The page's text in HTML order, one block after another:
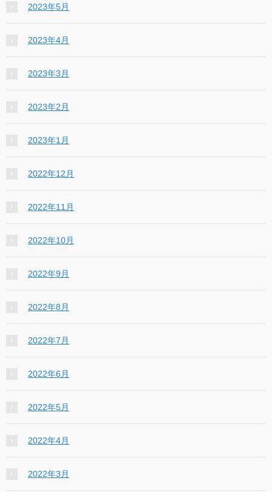
2023年5月
2023年4月
2023年3月
2023年2月
2023年1月
2022年12月
2022年11月
2022年10月
2022年9月
2022年8月
2022年7月
2022年6月
2022年5月
2022年4月
2022年3月